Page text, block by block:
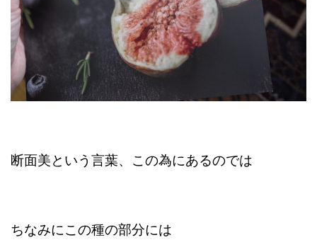
断面美という言葉、この為にあるのでは
ちなみにこの種の部分には